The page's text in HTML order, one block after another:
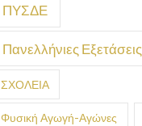
ΠΥΣΔΕ
Πανελλήνιες Εξετάσεις
ΣΧΟΛΕΙΑ
Φυσική Αγωγή-Αγώνες